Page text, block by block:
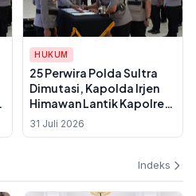
HUKUM
25 Perwira Polda Sultra
Dimutasi, Kapolda Irjen
Himawan Lantik Kapolres
Baru di Baubau hingga
Konkep
31 Juli 2026
Indeks